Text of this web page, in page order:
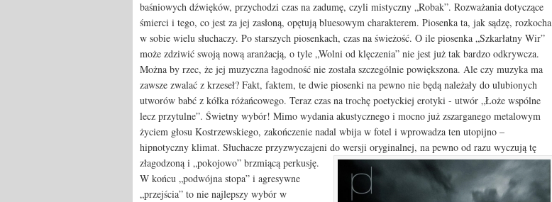
baśniowych dźwięków, przychodzi czas na zadumę, czyli mistyczny „Robak”. Rozważania dotyczące
śmierci i tego, co jest za jej zasłoną, opętują bluesowym charakterem. Piosenka ta, jak sądzę, rozkocha
w sobie wielu słuchaczy. Po starszych piosenkach, czas na świeżość. O ile piosenka „Szkarłatny Wir”
może zdziwić swoją nową aranżacją, o tyle „Wolni od klęczenia” nie jest już tak bardzo odkrywcza.
Można by rzec, że jej muzyczna łagodność nie została szczególnie powiększona. Ale czy muzyka ma
zawsze zwalać z krzeseł? Fakt, faktem, te dwie piosenki na pewno nie będą należały do ulubionych
utworów babć z kółka różańcowego. Teraz czas na trochę poetyckiej erotyki - utwór „Łoże wspólne
lecz przytulne”. Świetny wybór! Mimo wydania akustycznego i mocno już zszarganego metalowym
życiem głosu Kostrzewskiego, zakończenie nadal wbija w fotel i wprowadza ten utopijno –
hipnotyczny klimat. Słuchacze przyzwyczajeni do wersji oryginalnej, na pewno od razu wyczują tę
złagodzoną i „pokojowo” brzmiącą perkusję.
W końcu „podwójna stopa” i agresywne
„przejścia” to nie najlepszy wybór w